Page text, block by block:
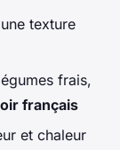
texture
frais,
français
et chaleur